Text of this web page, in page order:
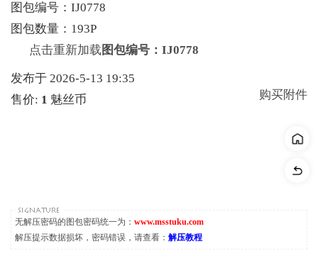
图包编号：IJ0778
图包数量：193P
点击重新加载 图包编号：IJ0778
发布于 2026-5-13 19:35
售价: 1 魅丝币 购买附件
无解压密码的图包密码统一为： www.msstuku.com
解压提示数据损坏，密码错误，请查看： 解压教程